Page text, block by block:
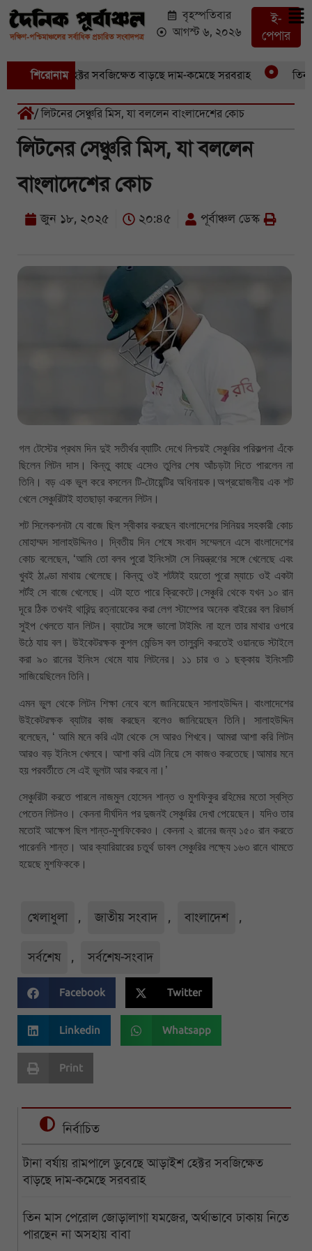
বৃহস্পতিবার
আগস্ট ৬, ২০২৬
ই-
পেপার
শিরোনাম
আড়াইশ হেক্টর সবজিক্ষেত বাড়ছে দাম-কমেছে সরবরাহ তিন
/ লিটনের সেঞ্চুরি মিস, যা বললেন বাংলাদেশের কোচ
লিটনের সেঞ্চুরি মিস, যা বললেন
বাংলাদেশের কোচ
জুন ১৮, ২০২৫ ২০:৪৫ পূর্বাঞ্চল ডেস্ক
গল টেস্টের প্রথম দিন দুই সতীর্থর ব্যাটিং দেখে নিশ্চয়ই সেঞ্চুরির পরিকল্পনা এঁকে
ছিলেন লিটন দাস। কিন্তু কাছে এসেও তুলির শেষ আঁচড়টা দিতে পারলেন না
তিনি। বড় এক ভুল করে বসলেন টি-টোয়েন্টির অধিনায়ক।অপ্রয়োজনীয় এক শট
খেলে সেঞ্চুরিটাই হাতছাড়া করলেন লিটন।
শট সিলেকশনটা যে বাজে ছিল স্বীকার করছেন বাংলাদেশের সিনিয়র সহকারী কোচ
মোহাম্মদ সালাহউদ্দিনও। দ্বিতীয় দিন শেষে সংবাদ সম্মেলনে এসে বাংলাদেশের
কোচ বলেছেন, ‘আমি তো বলব পুরো ইনিংসটা সে নিয়ন্ত্রণের সঙ্গে খেলেছে এবং
খুবই ঠাণ্ডা মাথায় খেলেছে। কিন্তু ওই শটটাই হয়তো পুরো ম্যাচে ওই একটা
শর্টই সে বাজে খেলেছে। এটা হতে পারে ক্রিকেটে।সেঞ্চুরি থেকে যখন ১০ রান
দূরে ঠিক তখনই থারিন্দু রত্নায়েকের করা লেগ স্টাম্পের অনেক বাইরের বল রিভার্স
সুইপ খেলতে যান লিটন। ব্যাটের সঙ্গে ভালো টাইমিং না হলে তার মাথার ওপরে
উঠে যায় বল। উইকেটরক্ষক কুশল মেন্ডিস বল তালুবন্দি করতেই ওয়ানডে স্টাইলে
করা ৯০ রানের ইনিংস থেমে যায় লিটনের। ১১ চার ও ১ ছক্কায় ইনিংসটি
সাজিয়েছিলেন তিনি।
এমন ভুল থেকে লিটন শিক্ষা নেবে বলে জানিয়েছেন সালাহউদ্দিন। বাংলাদেশের
উইকেটরক্ষক ব্যাটার কাজ করছেন বলেও জানিয়েছেন তিনি। সালাহউদ্দিন
বলেছেন, ‘ আমি মনে করি এটা থেকে সে আরও শিখবে। আমরা আশা করি লিটন
আরও বড় ইনিংস খেলবে। আশা করি এটা নিয়ে সে কাজও করতেছে।আমার মনে
হয় পরবর্তীতে সে এই ভুলটা আর করবে না।’
সেঞ্চুরিটা করতে পারলে নাজমুল হোসেন শান্ত ও মুশফিকুর রহিমের মতো স্বস্তি
পেতেন লিটনও। কেননা দীর্ঘদিন পর দুজনই সেঞ্চুরির দেখা পেয়েছেন। যদিও তার
মতোই আক্ষেপ ছিল শান্ত-মুশফিকেরও। কেননা ২ রানের জন্য ১৫০ রান করতে
পারেননি শান্ত। আর ক্যারিয়ারের চতুর্থ ডাবল সেঞ্চুরির লক্ষ্যে ১৬৩ রানে থামতে
হয়েছে মুশফিককে।
খেলাধুলা , জাতীয় সংবাদ , বাংলাদেশ ,
সর্বশেষ , সর্বশেষ-সংবাদ
Facebook Twitter
Linkedin Whatsapp
Print
নির্বাচিত
টানা বর্ষায় রামপালে ডুবেছে আড়াইশ হেক্টর সবজিক্ষেত
বাড়ছে দাম-কমেছে সরবরাহ
তিন মাস পেরোল জোড়ালাগা যমজের, অর্থাভাবে ঢাকায় নিতে
পারছেন না অসহায় বাবা